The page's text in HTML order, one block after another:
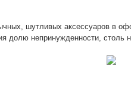
шутливых аксессуаров в
долю непринужденности, столь